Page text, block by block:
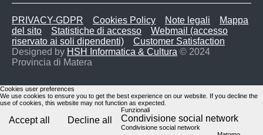
PRIVACY-GDPR Cookies Policy Note legali
Mappa
del sito
Statistiche di accesso
Webmail (accesso
riservato ai soli dipendenti)
Customer Satisfaction
Designed by HSH Informatica & Cultura © 2024
Provincia di Matera
Cookies user preferences
We use cookies to ensure you to get the best experience on our website. If you decline the
use of cookies, this website may not function as expected.
Accept all Decline all
Funzionali
Condivisione social network
Condivisione social network